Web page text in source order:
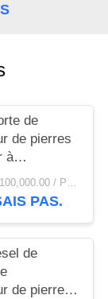
de
de pierres
à
de vortex
l'usure de
$5,000.00 - $100,000.00 / Piece MOQ:1 morceau/morceaux
PAS.
de
de pierres